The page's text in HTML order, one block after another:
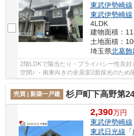
東武伊勢崎線
東武伊勢崎線
4LDK
建物面積：
土地面積：
埼玉県北葛
2階LDKで陽当たり・プライバシー性良
空間♪ ・南東向きの全居室2面採光のため陽当り通風良好♪ ・ビルトイン
車庫付き♪雨の日も濡れずに乗り降りでき
売買 | 新築一戸建
杉戸町下高野第24 新
2,390万円
東武伊勢崎線
東武日光線 「